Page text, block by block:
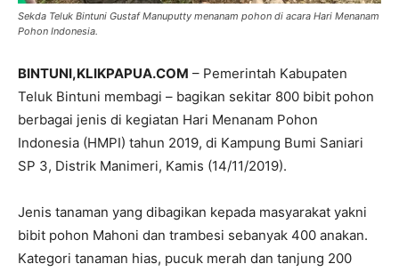
Sekda Teluk Bintuni Gustaf Manuputty menanam pohon di acara Hari Menanam
Pohon Indonesia.
BINTUNI,KLIKPAPUA.COM – Pemerintah Kabupaten
Teluk Bintuni membagi – bagikan sekitar 800 bibit pohon
berbagai jenis di kegiatan Hari Menanam Pohon
Indonesia (HMPI) tahun 2019, di Kampung Bumi Saniari
SP 3, Distrik Manimeri, Kamis (14/11/2019).
Jenis tanaman yang dibagikan kepada masyarakat yakni
bibit pohon Mahoni dan trambesi sebanyak 400 anakan.
Kategori tanaman hias, pucuk merah dan tanjung 200